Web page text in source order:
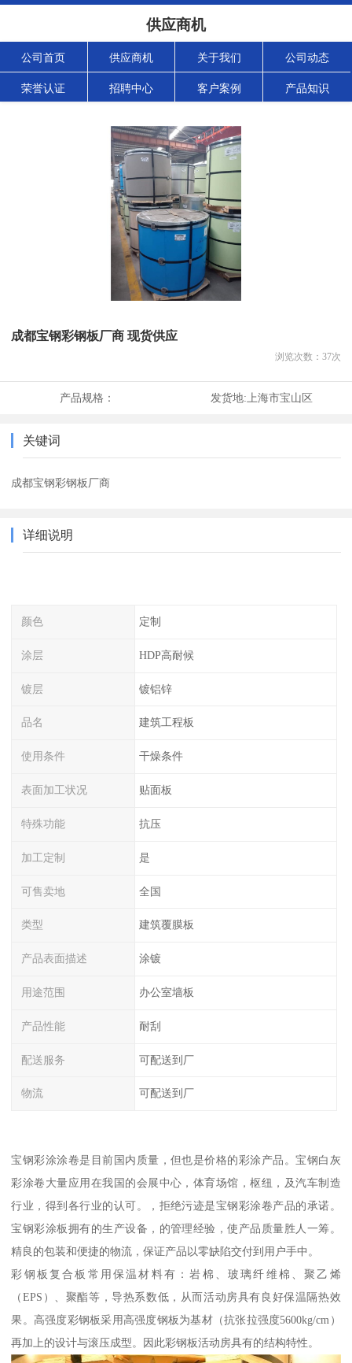
供应商机
公司首页 供应商机 关于我们 公司动态
荣誉认证 招聘中心 客户案例 产品知识
成都宝钢彩钢板厂商 现货供应
浏览次数： 37次
产品规格： 发货地: 上海市宝山区
关键词
成都宝钢彩钢板厂商
详细说明
颜色 定制
涂层 HDP高耐候
镀层 镀铝锌
品名 建筑工程板
使用条件 干燥条件
表面加工状况 贴面板
特殊功能 抗压
加工定制 是
可售卖地 全国
类型 建筑覆膜板
产品表面描述 涂镀
用途范围 办公室墙板
产品性能 耐刮
配送服务 可配送到厂
物流 可配送到厂
宝钢彩涂涂卷是目前国内质量，但也是价格的彩涂产品。宝钢白灰
彩涂卷大量应用在我国的会展中心，体育场馆，枢纽，及汽车制造
行业，得到各行业的认可。，拒绝污迹是宝钢彩涂卷产品的承诺。
宝钢彩涂板拥有的生产设备，的管理经验，使产品质量胜人一筹。
精良的包装和便捷的物流，保证产品以零缺陷交付到用户手中。
彩钢板复合板常用保温材料有：岩棉、玻璃纤维棉、聚乙烯
（EPS）、聚酯等，导热系数低，从而活动房具有良好保温隔热效
果。高强度彩钢板采用高强度钢板为基材（抗张拉强度5600kg/cm）
再加上的设计与滚压成型。因此彩钢板活动房具有的结构特性。